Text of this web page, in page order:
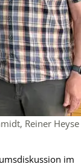
Reiner Heyse
im